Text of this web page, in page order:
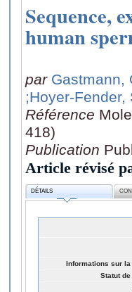
Sequence,
human
par Gastmann,
;Hoyer-Fender,
Référence
418)
Publication
Article révisé
DÉTAILS
Informations sur
Statut